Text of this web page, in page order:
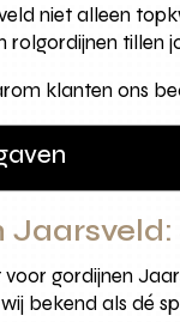
niet alleen
rolgordijnen tillen
klanten ons
voor gordijnen
bekend als dé